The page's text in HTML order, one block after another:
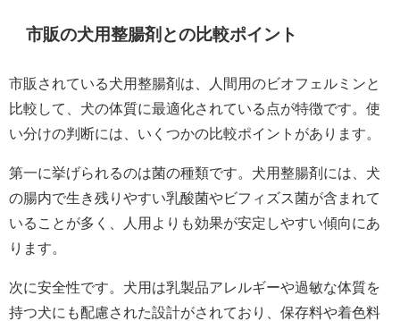
市販の犬用整腸剤との比較ポイント
市販されている犬用整腸剤は、人間用のビオフェルミンと
比較して、犬の体質に最適化されている点が特徴です。使
い分けの判断には、いくつかの比較ポイントがあります。
第一に挙げられるのは菌の種類です。犬用整腸剤には、犬
の腸内で生き残りやすい乳酸菌やビフィズス菌が含まれて
いることが多く、人用よりも効果が安定しやすい傾向にあ
ります。
次に安全性です。犬用は乳製品アレルギーや過敏な体質を
持つ犬にも配慮された設計がされており、保存料や着色料